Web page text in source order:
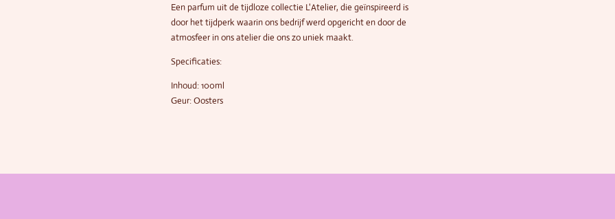
Een parfum uit de tijdloze collectie L'Atelier, die geïnspireerd is
door het tijdperk waarin ons bedrijf werd opgericht en door de
atmosfeer in ons atelier die ons zo uniek maakt.
Specificaties:
Inhoud: 100ml
Geur: Oosters